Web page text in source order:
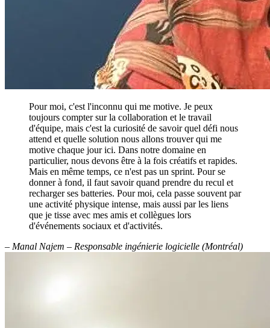
Pour moi, c'est l'inconnu qui me motive. Je peux
toujours compter sur la collaboration et le travail
d'équipe, mais c'est la curiosité de savoir quel défi nous
attend et quelle solution nous allons trouver qui me
motive chaque jour ici. Dans notre domaine en
particulier, nous devons être à la fois créatifs et rapides.
Mais en même temps, ce n'est pas un sprint. Pour se
donner à fond, il faut savoir quand prendre du recul et
recharger ses batteries. Pour moi, cela passe souvent par
une activité physique intense, mais aussi par les liens
que je tisse avec mes amis et collègues lors
d'événements sociaux et d'activités.
– Manal Najem – Responsable ingénierie logicielle (Montréal)